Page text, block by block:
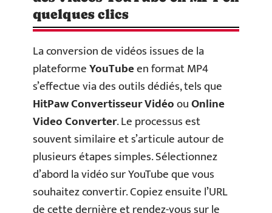
quelques clics
La conversion de vidéos issues de la
plateformeYouTubeen format MP4
s’effectue via des outils dédiés, tels que
HitPaw Convertisseur VidéoouOnline
Video Converter. Le processus est
souvent similaire et s’articule autour de
plusieurs étapes simples. Sélectionnez
d’abord la vidéo sur YouTube que vous
souhaitez convertir. Copiez ensuite l’URL